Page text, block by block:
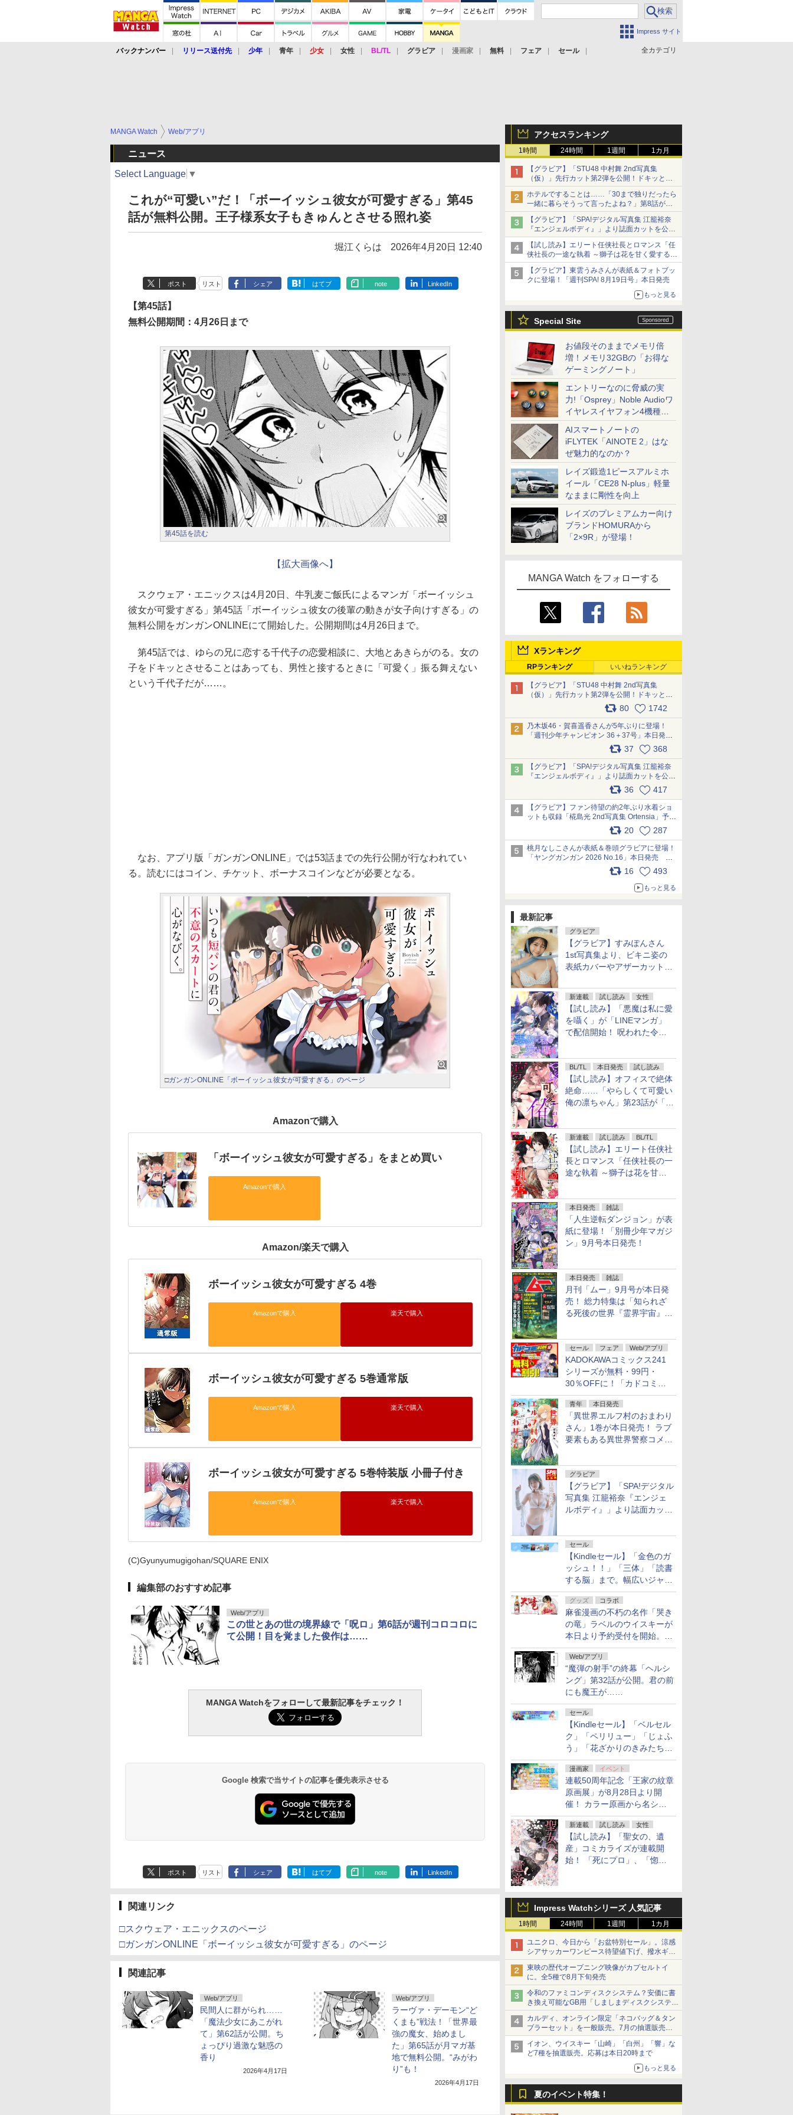
Impress サイト
全カテゴリ
バックナンバー リリース送付先 少年 青年 少女 女性 BL/TL グラビア 漫画家 無料 フェア セール
アクセスランキング
1時間 24時間 1週間 1カ月
【グラビア】「STU48 中村舞 2nd写真集
（仮）」先行カット第2弾を公開！ドキッとす
るランジェリーカットなど新たな挑戦
ホテルですることは……「30まで独りだったら
一緒に暮らそうって言ったよね？」第8話が無
料公開。一緒にお風呂！
【グラビア】「SPA!デジタル写真集 江籠裕奈
『エンジェルボディ』」より誌面カットを公
開！
【試し読み】エリート任侠社長とロマンス「任
侠社長の一途な執着 ～獅子は花を甘く愛する
～」をメチャコミで先行配信開始
【グラビア】東雲うみさんが表紙＆フォトブッ
クに登場！「週刊SPA! 8月19日号」本日発売
もっと見る
Special Site
お値段そのままでメモリ倍
増！メモリ32GBの「お得な
ゲーミングノート」
エントリーなのに脅威の実
力!「Osprey」Noble Audioワ
イヤレスイヤフォン4機種を
一気に聴く
AIスマートノートの
iFLYTEK「AINOTE 2」はな
ぜ魅力的なのか？
レイズ鍛造1ピースアルミホ
イール「CE28 N-plus」軽量
なままに剛性を向上
レイズのプレミアムカー向け
ブランドHOMURAから
「2×9R」が登場！
MANGA Watch をフォローする
Xランキング
RPランキング いいねランキング
【グラビア】「STU48 中村舞 2nd写真集
（仮）」先行カット第2弾を公開！ドキッとす
るランジェリーカットなど新たな挑戦
80 1742
乃木坂46・賀喜遥香さんが5年ぶりに登場！
「週刊少年チャンピオン 36＋37号」本日発
売 pic.x.com/2Mo85ZlRvK
37 368
【グラビア】「SPA!デジタル写真集 江籠裕奈
『エンジェルボディ』」より誌面カットを公
開！ pic.x.com/Yl52UEMoko 36 417
【グラビア】ファン待望の約2年ぶり水着ショ
ットも収録「椛島光 2nd写真集 Ortensia」予約
20 287
桃月なしこさんが表紙＆巻頭グラビアに登場！
「ヤングガンガン 2026 No.16」本日発売
16 493
もっと見る
最新記事
グラビア
【グラビア】すみぽんさん
1st写真集より、ビキニ姿の
表紙カバーやアザーカットを
新連載 試し読み 女性
【試し読み】「悪魔は私に愛
を囁く」が「LINEマンガ」
で配信開始！ 呪われた令嬢×
BL/TL 本日発売 試し読み
【試し読み】オフィスで絶体
絶命……「やらしくて可愛い
俺の凛ちゃん」第23話が「コ
新連載 試し読み BL/TL
【試し読み】エリート任侠社
長とロマンス「任侠社長の一
途な執着 ～獅子は花を甘く
本日発売 雑誌
「人生逆転ダンジョン」が表
紙に登場！「別冊少年マガジ
ン」9月号本日発売！
本日発売 雑誌
月刊「ムー」9月号が本日発
売！ 総力特集は「知られざ
る死後の世界『霊界宇宙』の
セール フェア Web/アプリ
KADOKAWAコミックス241
シリーズが無料・99円・
30％OFFに！「カドコミフ
ェア 2026」第2弾が開催中！
青年 本日発売
「異世界エルフ村のおまわり
さん」1巻が本日発売！ ラブ
要素もある異世界警察コメデ
グラビア
【グラビア】「SPA!デジタル
写真集 江籠裕奈『エンジェ
ルボディ』」より誌面カット
セール
【Kindleセール】「金色のガ
ッシュ！！」「三体」「読書
する脳」まで。幅広いジャン
ルの電子書籍が最大65％オ
フ！「Kindle本サマーセー
ル」第2弾が開催中！
グッズ コラボ
麻雀漫画の不朽の名作「哭き
の竜」ラベルのウイスキーが
本日より予約受付を開始。8
月16日まで
Web/アプリ
“魔弾の射手”の終幕「ヘルシ
ング」第32話が公開。君の前
にも魔王が……
セール
【Kindleセール】「ベルセル
ク」「ペリリュー」「じょふ
う」「花ざかりのきみたち
へ」などが最大50％オフ！
「白泉社 夏の大割引セー
ル」が開催中！
漫画家 イベント
連載50周年記念「王家の紋章
原画展」が8月28日より開
催！ カラー原画から名シー
ンの原稿まで
新連載 試し読み 女性
【試し読み】「聖女の、遺
産」コミカライズが連載開
始！ 「死にプロ」、「惚れ
Impress Watchシリーズ 人気記事
1時間 24時間 1週間 1カ月
ユニクロ、今日から「お盆特別セール」。涼感
シアサッカーワンピース待望値下げ、撥水ギア
ショーツは1990円に
東映の歴代オープニング映像がカプセルトイ
に。全5種で8月下旬発売
令和のファミコンディスクシステム？安価に書
き換え可能なGB用「しましまディスクシステ
ム」
カルディ、オンライン限定「ネコバッグ＆タン
ブラーセット」を一般販売。7月の抽選販売の
当選無効分
イオン、ウイスキー「山崎」「白州」「響」な
ど7種を抽選販売。応募は本日20時まで
もっと見る
夏のイベント特集！
MANGA Watch Web/アプリ
ニュース
Select Language ▼
これが“可愛い”だ！「ボーイッシュ彼女が可愛すぎる」第45
話が無料公開。王子様系女子もきゅんとさせる照れ姿
堀江くらは 2026年4月20日 12:40
ポスト リスト シェア はてブ note LinkedIn
【第45話】
無料公開期間：4月26日まで
第45話を読む
【拡大画像へ】
スクウェア・エニックスは4月20日、牛乳麦ご飯氏によるマンガ「ボーイッシュ
彼女が可愛すぎる」第45話「ボーイッシュ彼女の後輩の動きが女子向けすぎる」の
無料公開をガンガンONLINEにて開始した。公開期間は4月26日まで。
第45話では、ゆらの兄に恋する千代子の恋愛相談に、大地とあきらがのる。女の
子をドキッとさせることはあっても、男性と接するときに「可愛く」振る舞えない
という千代子だが……。
なお、アプリ版「ガンガンONLINE」では53話までの先行公開が行なわれてい
る。読むにはコイン、チケット、ボーナスコインなどが必要となる。
□ガンガンONLINE「ボーイッシュ彼女が可愛すぎる」のページ
Amazonで購入
「ボーイッシュ彼女が可愛すぎる」をまとめ買い
Amazonで購入
Amazon/楽天で購入
ボーイッシュ彼女が可愛すぎる 4巻
Amazonで購入 楽天で購入
ボーイッシュ彼女が可愛すぎる 5巻通常版
Amazonで購入 楽天で購入
ボーイッシュ彼女が可愛すぎる 5巻特装版 小冊子付き
Amazonで購入 楽天で購入
(C)Gyunyumugigohan/SQUARE ENIX
編集部のおすすめ記事
Web/アプリ
この世とあの世の境界線で「呪ロ」第6話が週刊コロコロに
て公開！目を覚ました俊作は……
MANGA Watchをフォローして最新記事をチェック！
Google 検索で当サイトの記事を優先表示させる
ポスト リスト シェア はてブ note LinkedIn
関連リンク
□スクウェア・エニックスのページ
□ガンガンONLINE「ボーイッシュ彼女が可愛すぎる」のページ
関連記事
Web/アプリ
民間人に群がられ……
「魔法少女にあこがれ
て」第62話が公開。ち
ょっぴり過激な魅惑の
香り
2026年4月17日
Web/アプリ
ラーヴァ・デーモン“ど
くまも”戦法！「世界最
強の魔女、始めまし
た」第65話が月マガ基
地で無料公開。“みがわ
り”も！
2026年4月17日